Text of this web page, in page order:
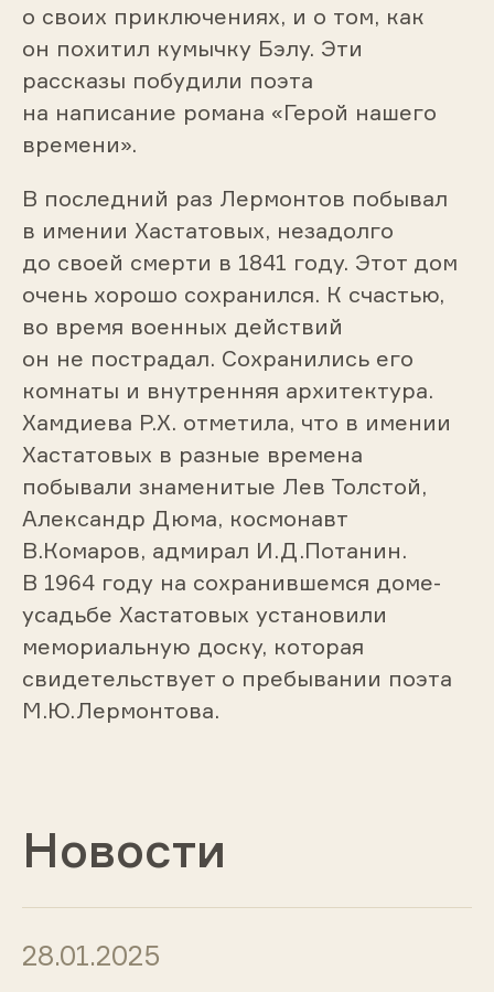
о своих приключениях, и о том, как
он похитил кумычку Бэлу. Эти
рассказы побудили поэта
на написание романа «Герой нашего
времени».
В последний раз Лермонтов побывал
в имении Хастатовых, незадолго
до своей смерти в 1841 году. Этот дом
очень хорошо сохранился. К счастью,
во время военных действий
он не пострадал. Сохранились его
комнаты и внутренняя архитектура.
Хамдиева Р.Х. отметила, что в имении
Хастатовых в разные времена
побывали знаменитые Лев Толстой,
Александр Дюма, космонавт
В.Комаров, адмирал И.Д.Потанин.
В 1964 году на сохранившемся доме-
усадьбе Хастатовых установили
мемориальную доску, которая
свидетельствует о пребывании поэта
М.Ю.Лермонтова.
Новости
28.01.2025